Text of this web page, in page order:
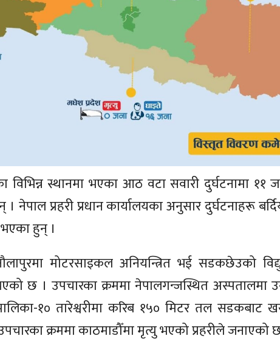
स्थानमा भएका आठ वटा सवारी दुर्घटनामा ११
प्रहरी प्रधान कार्यालयका अनुसार दुर्घटनाहरू
हुन् ।
मोटरसाइकल अनियन्त्रित भई सडकछेउको
छ । उपचारका क्रममा नेपालगन्जस्थित अस्पतालमा
१० तारेश्वरीमा करिब १५० मिटर तल सडकबाट
क्रममा काठमाडौँमा मृत्यु भएको प्रहरीले जनाएको